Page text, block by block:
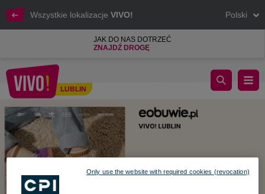
Wszystkie lokalizacje VIVO! Polski
JAK DO NAS DOTRZEĆ
ZNAJDŹ DROGĘ
Lublin
LUBLIN
WIELKIE OTWARCIE sklepu eobuwie w VIVO!
Only use the website with required cookies (revocation)